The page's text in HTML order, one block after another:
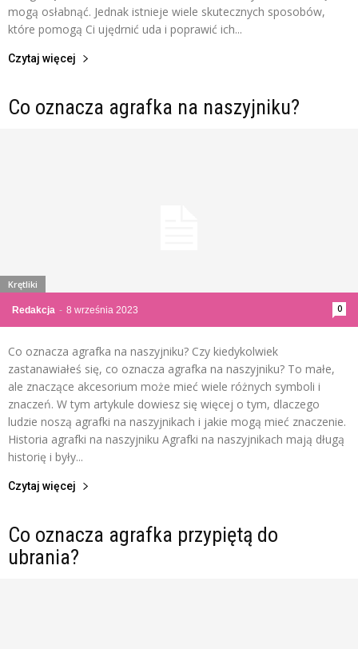
mogą osłabnąć. Jednak istnieje wiele skutecznych sposobów,
które pomogą Ci ujędrnić uda i poprawić ich...
Czytaj więcej
Co oznacza agrafka na naszyjniku?
Redakcja - 8 września 2023 0
Krętliki
Co oznacza agrafka na naszyjniku? Czy kiedykolwiek
zastanawiałeś się, co oznacza agrafka na naszyjniku? To małe,
ale znaczące akcesorium może mieć wiele różnych symboli i
znaczeń. W tym artykule dowiesz się więcej o tym, dlaczego
ludzie noszą agrafki na naszyjnikach i jakie mogą mieć znaczenie.
Historia agrafki na naszyjniku Agrafki na naszyjnikach mają długą
historię i były...
Czytaj więcej
Co oznacza agrafka przypiętą do
ubrania?